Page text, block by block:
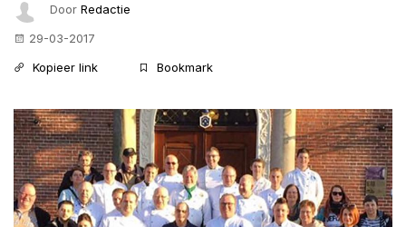
Door Redactie
29-03-2017
Kopieer link
Bookmark